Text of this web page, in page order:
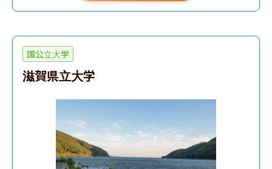
国公立大学
滋賀県立大学